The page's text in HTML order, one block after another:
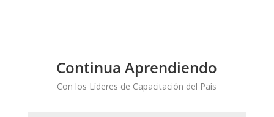
Continua Aprendiendo
Con los Líderes de Capacitación del País